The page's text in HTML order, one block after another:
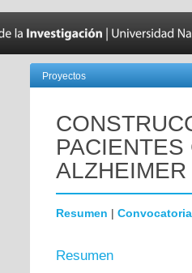
Proyectos
ALZHEIMER
Resumen | Convocatoria
Resumen